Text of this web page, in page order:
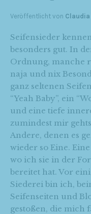
Veröffentlicht von
Seifensieder
besonders gut. In
Ordnung, manche
naja und nix
ganz seltenen
“Yeah Baby”, ein
und eine tiefe
zumindest mir
Andere, denen es
wieder so Eine.
wo ich sie in der
bereitet hat. Vor
Siederei bin ich,
Seifenseiten und
gestoßen, die mich